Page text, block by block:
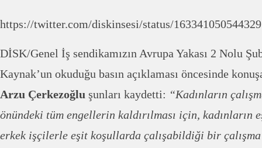
https://twitter.com/diskinsesi/status/
DİSK/Genel İş sendikamızın Avrupa Yakası 2 Nolu
Kaynak’un okuduğu basın açıklaması öncesinde
Arzu Çerkezoğlu şunları kaydetti: “Kadınların
önündeki tüm engellerin kaldırılması için, kadınların
erkek işçilerle eşit koşullarda çalışabildiği bir